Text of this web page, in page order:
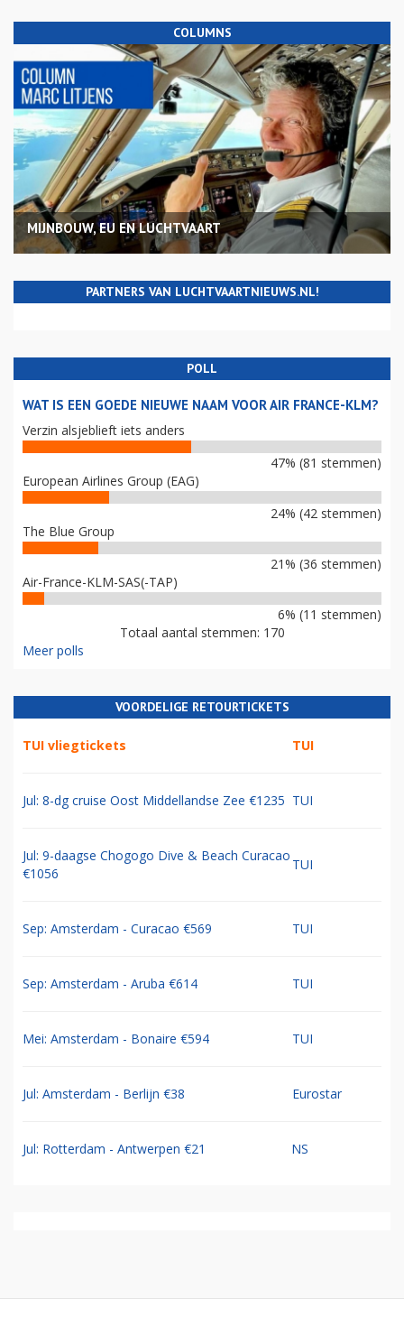
COLUMNS
MIJNBOUW, EU EN LUCHTVAART
PARTNERS VAN LUCHTVAARTNIEUWS.NL!
POLL
WAT IS EEN GOEDE NIEUWE NAAM VOOR AIR FRANCE-KLM?
Verzin alsjeblieft iets anders
47% (81 stemmen)
European Airlines Group (EAG)
24% (42 stemmen)
The Blue Group
21% (36 stemmen)
Air-France-KLM-SAS(-TAP)
6% (11 stemmen)
Totaal aantal stemmen: 170
Meer polls
VOORDELIGE RETOURTICKETS
TUI vliegtickets TUI
Jul: 8-dg cruise Oost Middellandse Zee €1235 TUI
Jul: 9-daagse Chogogo Dive & Beach Curacao
€1056
TUI
Sep: Amsterdam - Curacao €569 TUI
Sep: Amsterdam - Aruba €614 TUI
Mei: Amsterdam - Bonaire €594 TUI
Jul: Amsterdam - Berlijn €38 Eurostar
Jul: Rotterdam - Antwerpen €21 NS